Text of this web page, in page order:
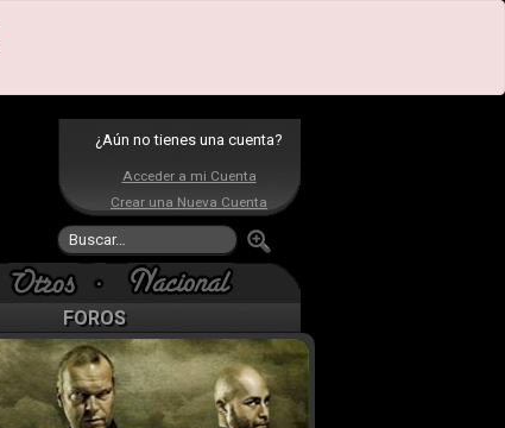
¿Aún no tienes una cuenta?
Acceder a mi Cuenta
Crear una Nueva Cuenta
FOROS